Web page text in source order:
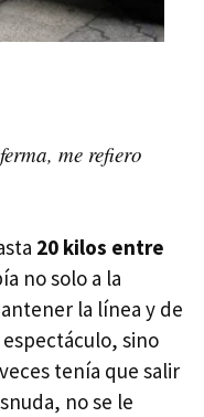
me refiero
20 kilos entre
no solo a la
la línea y de
sino
tenía que salir
no se le